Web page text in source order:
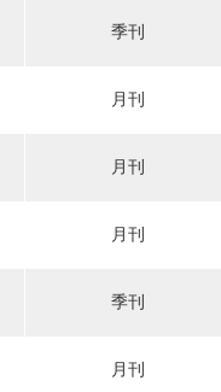
季刊
月刊
月刊
月刊
季刊
月刊